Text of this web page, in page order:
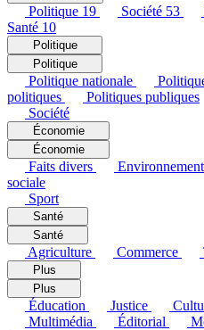
Politique 19 Société 53
Santé 10
Politique
Politique
Politique nationale
politiques
Politiques publiques
Société
Économie
Économie
Faits divers Environnement
sociale
Sport
Santé
Santé
Agriculture Commerce
Plus
Plus
Éducation Justice
Multimédia
Éditorial